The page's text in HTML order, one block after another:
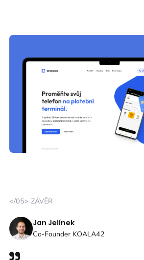
</05> ZÁVĚR
Jan Jelínek
Co-Founder KOALA42